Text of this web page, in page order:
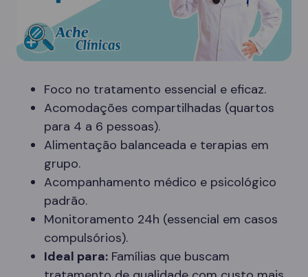
Foco no tratamento essencial e eficaz.
Acomodações compartilhadas (quartos
para 4 a 6 pessoas).
Alimentação balanceada e terapias em
grupo.
Acompanhamento médico e psicológico
padrão.
Monitoramento 24h (essencial em casos
compulsórios).
Ideal para: Famílias que buscam